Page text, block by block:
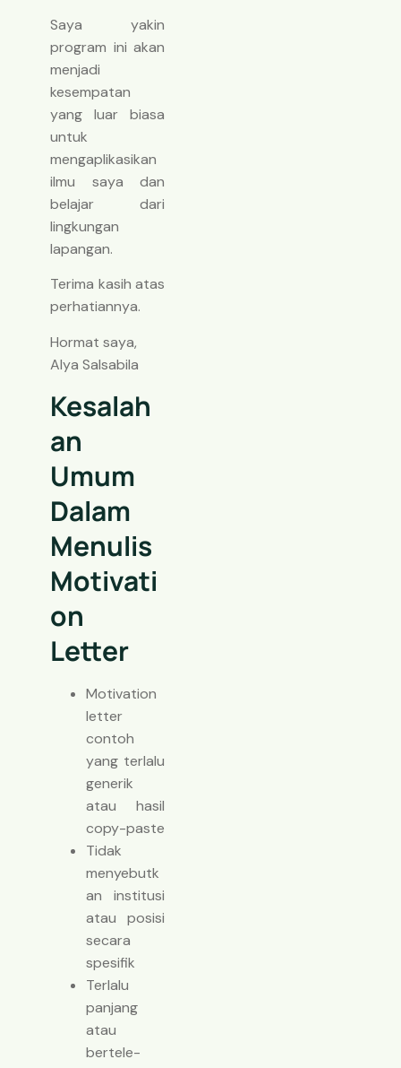
Saya yakin
program ini akan
menjadi
kesempatan
yang luar biasa
untuk
mengaplikasikan
ilmu saya dan
belajar dari
lingkungan
lapangan.
Terima kasih atas
perhatiannya.
Hormat saya,
Alya Salsabila
Kesalah
An
Umum
Dalam
Menulis
Motivati
On
Letter
Motivation
letter
contoh
yang terlalu
generik
atau hasil
copy-paste
Tidak
menyebutk
an institusi
atau posisi
secara
spesifik
Terlalu
panjang
atau
bertele-